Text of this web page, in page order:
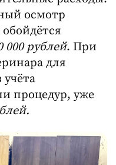
осмотр
000 рублей. При
для
учёта
процедур, уже